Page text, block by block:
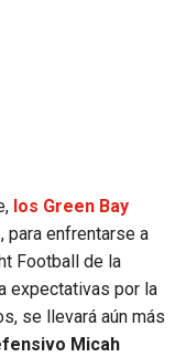
los Green Bay
, para enfrentarse a
Football de la
expectativas por la
se llevará aún más
Micah